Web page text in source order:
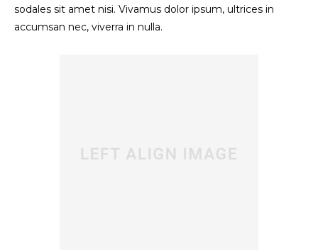
sodales sit amet nisi. Vivamus dolor ipsum, ultrices in
accumsan nec, viverra in nulla.